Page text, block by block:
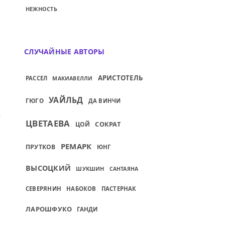
УЖЕ ТОГО...
ЖЕНЩИНА СТАНОВИТСЯ БОГИНЕЙ,
НЕЖНОСТЬ
СЛУЧАЙНЫЕ АВТОРЫ
РАССЕЛ МАКИАВЕЛЛИ АРИСТОТЕЛЬ
ГЮГО УАЙЛЬД ДА ВИНЧИ
ЦВЕТАЕВА ЦОЙ СОКРАТ
ПРУТКОВ РЕМАРК ЮНГ
ВЫСОЦКИЙ ШУКШИН САНТАЯНА
СЕВЕРЯНИН НАБОКОВ ПАСТЕРНАК
ЛАРОШФУКО ГАНДИ